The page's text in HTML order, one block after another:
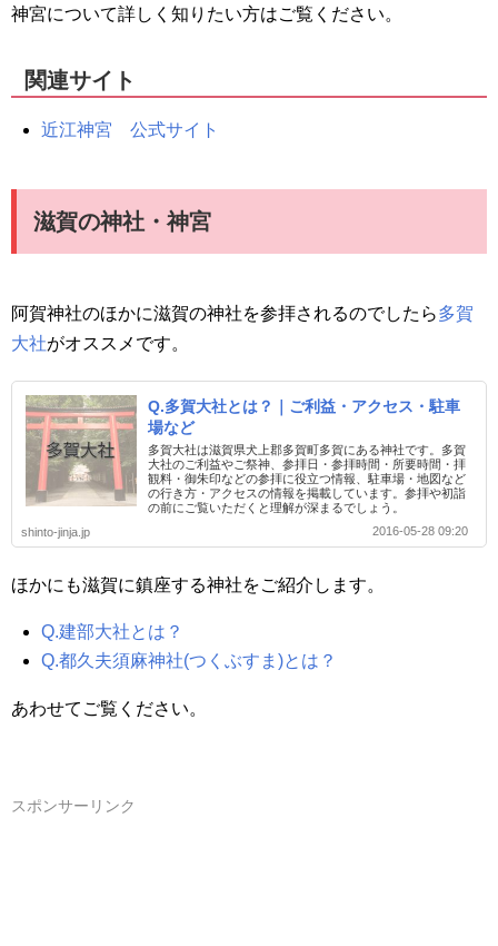
神宮について詳しく知りたい方はご覧ください。
関連サイト
近江神宮 公式サイト
滋賀の神社・神宮
阿賀神社のほかに滋賀の神社を参拝されるのでしたら多賀
大社がオススメです。
Q.多賀大社とは？｜ご利益・アクセス・駐車
場など
多賀大社は滋賀県犬上郡多賀町多賀にある神社です。多賀
大社のご利益やご祭神、参拝日・参拝時間・所要時間・拝
観料・御朱印などの参拝に役立つ情報、駐車場・地図など
の行き方・アクセスの情報を掲載しています。参拝や初詣
の前にご覧いただくと理解が深まるでしょう。
shinto-jinja.jp
2016-05-28 09:20
ほかにも滋賀に鎮座する神社をご紹介します。
Q.建部大社とは？
Q.都久夫須麻神社(つくぶすま)とは？
あわせてご覧ください。
スポンサーリンク